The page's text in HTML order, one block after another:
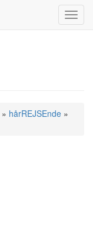
» hårREJSEnde »